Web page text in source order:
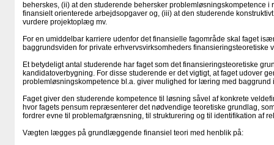
beherskes, (ii) at den studerende behersker problemløsningskompetence i
finansielt orienterede arbejdsopgaver og, (iii) at den studerende
vurdere projektoplæg mv.
For en umiddelbar karriere udenfor det finansielle fagområde skal faget
baggrundsviden for private erhvervsvirksomheders finansieringsteoretiske
Et betydeligt antal studerende har faget som det finansieringsteoretiske
kandidatoverbygning. For disse studerende er det vigtigt, at faget udover
problemløsningskompetence bl.a. giver mulighed for læring med baggrund
Faget giver den studerende kompetence til løsning såvel af konkrete
hvor fagets pensum repræsenterer det nødvendige teoretiske grundlag,
fordrer evne til problemafgrænsning, til strukturering og til identifikation af
Vægten lægges på grundlæggende finansiel teori med henblik på: